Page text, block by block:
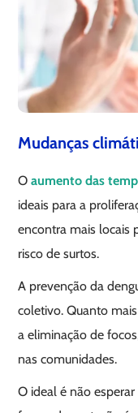
Mudanças
Oaumento das
ideais para a
encontra mais locais
risco de surtos.
A prevenção da
coletivo. Quanto
a eliminação de
nas comunidades.
O ideal é não